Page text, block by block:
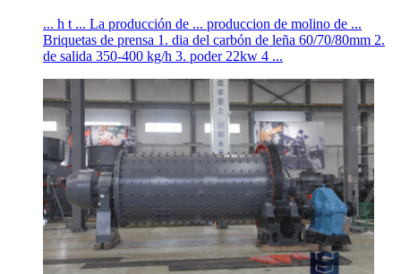
... h t ... La producción de ... produccion de molino de ...
Briquetas de prensa 1. dia del carbón de leña 60/70/80mm 2.
de salida 350-400 kg/h 3. poder 22kw 4 ...